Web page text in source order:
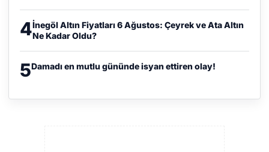
4İnegöl Altın Fiyatları 6 Ağustos: Çeyrek ve Ata Altın
Ne Kadar Oldu?
5Damadı en mutlu gününde isyan ettiren olay!